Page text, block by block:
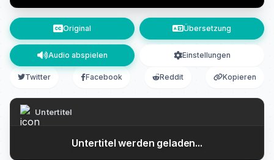
Original Übersetzung
Audio abspielen Einstellungen
Twitter Facebook Reddit Kopieren
Untertitel
Untertitel werden geladen...